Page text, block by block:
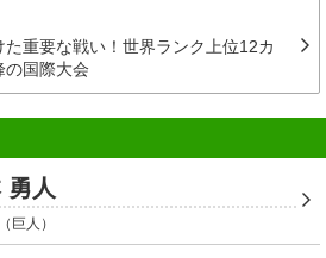
重要な戦い！世界ランク上位12カ
の国際大会
勇人
（巨人）